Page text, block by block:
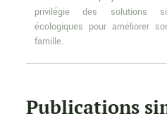
privilégie des solutions
écologiques pour améliorer
famille.
Publications